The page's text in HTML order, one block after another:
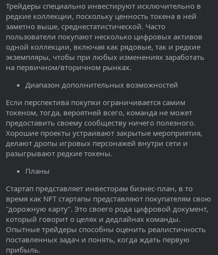
Трейдеры специально инвестируют исключительно в
редкие коллекции, поскольку ценность токена в ней
заметно выше, среднестатистической. Часто
пользователи покупают несколько цифровых активов
одной коллекции, включая как рядовые, так и редкие
экземпляры, чтобы при любых изменениях заработать
на первичном/вторичном рынках.
Диапазон дополнительных возможностей
Если перспектива покупки ограничивается самим
токеном, тогда, вероятней всего, команда не может
предоставить своему сообществу ничего полезного.
Хорошие проекты устраивают закрытые мероприятия,
делают дропы игровых персонажей внутри сети и
разыгрывают редкие токены.
Планы
Стартап представляет инвесторам бизнес-план, в то
время как NFT стартапы представляют покупателям свою
"дорожную карту". Это своего рода цифровой документ,
который говорит о целях и дедлайнах команды.
Опытные трейдеры способны оценить реалистичность
поставленных задач и понять, когда ждать первую
прибыль.